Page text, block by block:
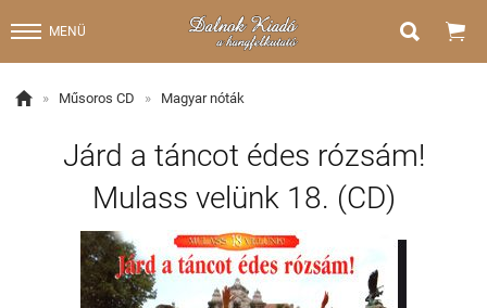
MENÜ  
 » Műsoros CD » Magyar nóták
Járd a táncot édes rózsám!
Mulass velünk 18. (CD)